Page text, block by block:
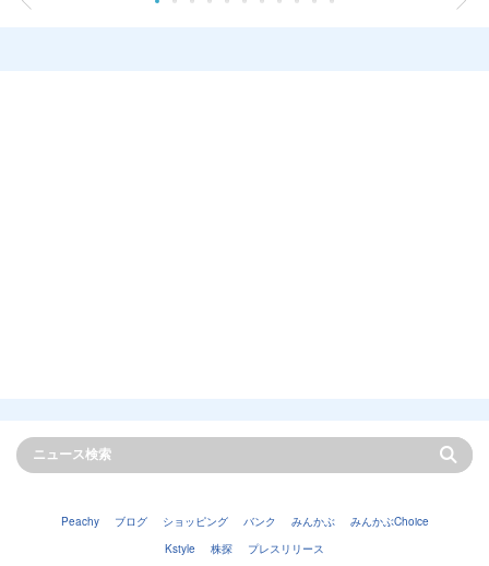
Peachy ブログ ショッピング バンク みんかぶ
みんかぶChoice
Kstyle
株探 プレスリリース